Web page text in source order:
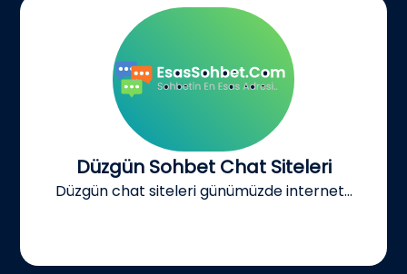
Düzgün Sohbet Chat Siteleri
Düzgün chat siteleri günümüzde internet...